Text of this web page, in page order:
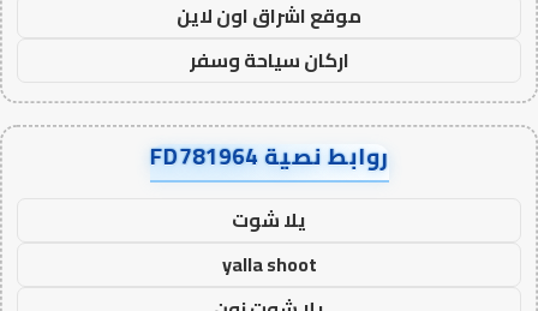
موقع اشراق اون لاين
اركان سياحة وسفر
روابط نصية FD781964
يلا شوت
yalla shoot